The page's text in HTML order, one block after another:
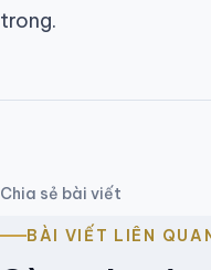
trong.
Chia sẻ bài viết
BÀI VIẾT LIÊN